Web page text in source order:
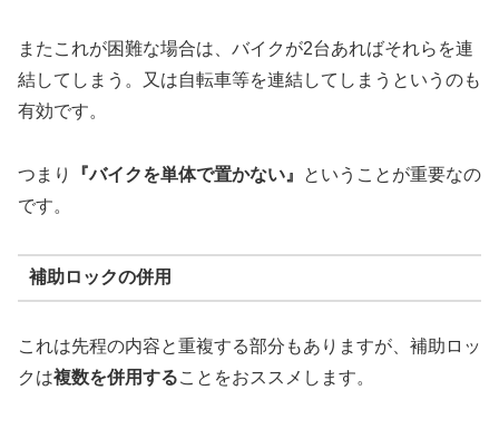
またこれが困難な場合は、バイクが2台あればそれらを連
結してしまう。又は自転車等を連結してしまうというのも
有効です。
つまり 『バイクを単体で置かない』
ということが重要なの
です。
補助ロックの併用
これは先程の内容と重複する部分もありますが、補助ロッ
クは複数を併用することをおススメします。